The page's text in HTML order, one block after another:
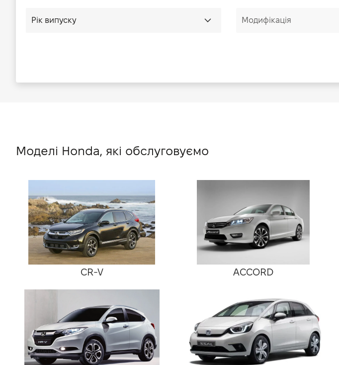
Моделі Honda, які обслуговуємо
CR-V ACCORD